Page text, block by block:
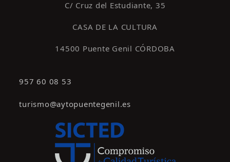
C/ Cruz del Estudiante, 35
CASA DE LA CULTURA
14500 Puente Genil CÓRDOBA
957 60 08 53
turismo@aytopuentegenil.es